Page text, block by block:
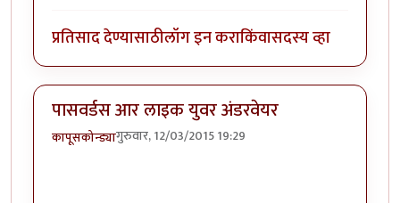
प्रतिसाद देण्यासाठीलॉग इन कराकिंवासदस्य व्हा
पासवर्डस आर लाइक युवर अंडरवेयर
कापूसकोन्ड्यागुरुवार, 12/03/2015 19:29